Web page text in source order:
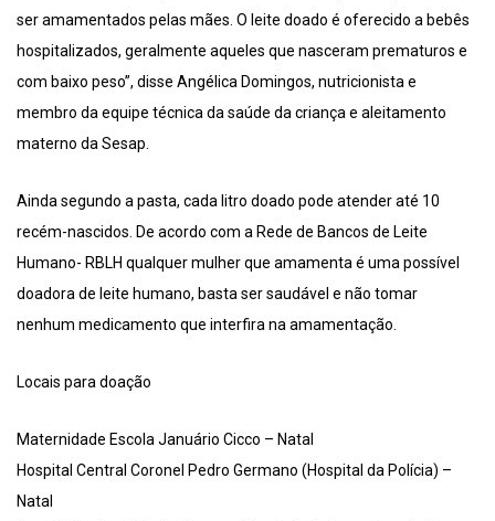
ser amamentados pelas mães. O leite doado é oferecido a bebês
hospitalizados, geralmente aqueles que nasceram prematuros e
com baixo peso”, disse Angélica Domingos, nutricionista e
membro da equipe técnica da saúde da criança e aleitamento
materno da Sesap.
Ainda segundo a pasta, cada litro doado pode atender até 10
recém-nascidos. De acordo com a Rede de Bancos de Leite
Humano- RBLH qualquer mulher que amamenta é uma possível
doadora de leite humano, basta ser saudável e não tomar
nenhum medicamento que interfira na amamentação.
Locais para doação
Maternidade Escola Januário Cicco – Natal
Hospital Central Coronel Pedro Germano (Hospital da Polícia) –
Natal